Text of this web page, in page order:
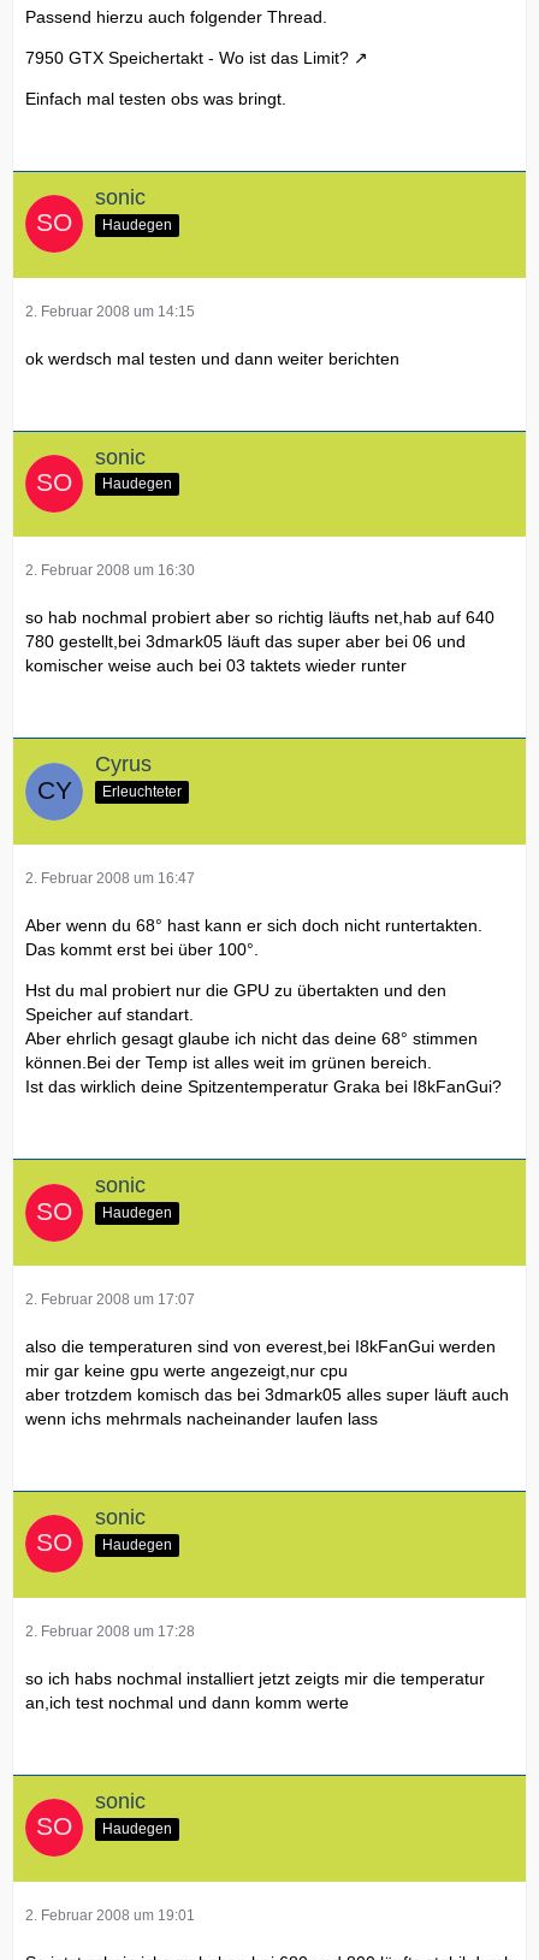
Passend hierzu auch folgender Thread.
7950 GTX Speichertakt - Wo ist das Limit?
Einfach mal testen obs was bringt.
sonic
Haudegen
2. Februar 2008 um 14:15
ok werdsch mal testen und dann weiter berichten
sonic
Haudegen
2. Februar 2008 um 16:30
so hab nochmal probiert aber so richtig läufts net,hab auf 640
780 gestellt,bei 3dmark05 läuft das super aber bei 06 und
komischer weise auch bei 03 taktets wieder runter
Cyrus
Erleuchteter
2. Februar 2008 um 16:47
Aber wenn du 68° hast kann er sich doch nicht runtertakten.
Das kommt erst bei über 100°.
Hst du mal probiert nur die GPU zu übertakten und den
Speicher auf standart.
Aber ehrlich gesagt glaube ich nicht das deine 68° stimmen
können.Bei der Temp ist alles weit im grünen bereich.
Ist das wirklich deine Spitzentemperatur Graka bei I8kFanGui?
sonic
Haudegen
2. Februar 2008 um 17:07
also die temperaturen sind von everest,bei I8kFanGui werden
mir gar keine gpu werte angezeigt,nur cpu
aber trotzdem komisch das bei 3dmark05 alles super läuft auch
wenn ichs mehrmals nacheinander laufen lass
sonic
Haudegen
2. Februar 2008 um 17:28
so ich habs nochmal installiert jetzt zeigts mir die temperatur
an,ich test nochmal und dann komm werte
sonic
Haudegen
2. Februar 2008 um 19:01